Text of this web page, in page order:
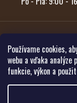
Používame cookies,
webu a vďaka analýze
funkcie, výkon a